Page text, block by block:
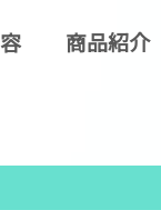
商品紹介